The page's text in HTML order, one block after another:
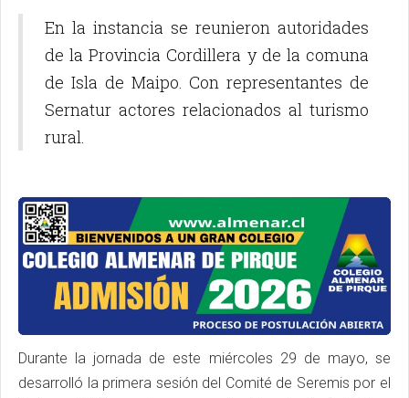
En la instancia se reunieron autoridades
de la Provincia Cordillera y de la comuna
de Isla de Maipo. Con representantes de
Sernatur actores relacionados al turismo
rural.
Durante la jornada de este miércoles 29 de mayo, se
desarrolló la primera sesión del Comité de Seremis por el